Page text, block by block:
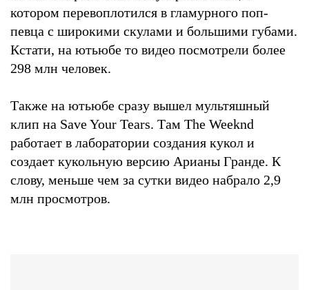
котором перевоплотился в гламурного поп-
певца с широкими скулами и большими губами.
Кстати, на ютьюбе то видео посмотрели более
298 млн человек.
Также на ютьюбе сразу вышел мультяшный
клип на Save Your Tears. Там The Weeknd
работает в лаборатории создания кукол и
создает кукольную версию Арианы Гранде. К
слову, меньше чем за сутки видео набрало 2,9
млн просмотров.